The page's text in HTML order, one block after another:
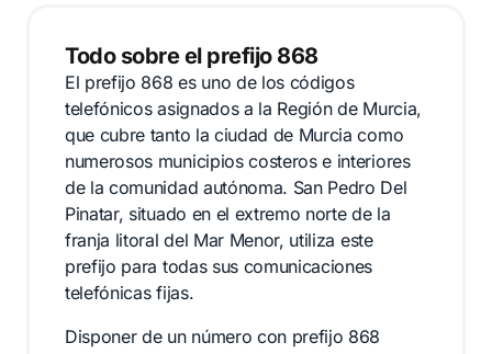
Todo sobre el prefijo 868
El prefijo 868 es uno de los códigos
telefónicos asignados a la Región de Murcia,
que cubre tanto la ciudad de Murcia como
numerosos municipios costeros e interiores
de la comunidad autónoma. San Pedro Del
Pinatar, situado en el extremo norte de la
franja litoral del Mar Menor, utiliza este
prefijo para todas sus comunicaciones
telefónicas fijas.
Disponer de un número con prefijo 868